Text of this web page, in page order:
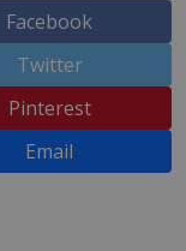
Facebook
Twitter
Pinterest
Email